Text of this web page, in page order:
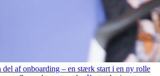
del af onboarding – en stærk start i en ny rolle